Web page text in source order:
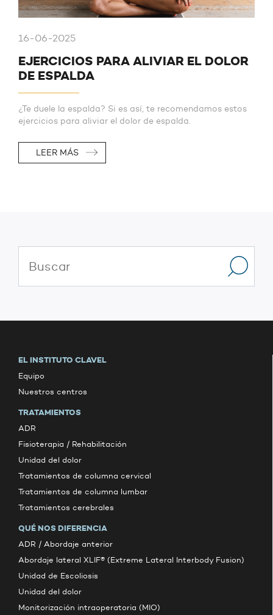
16-06-2025
EJERCICIOS PARA ALIVIAR EL DOLOR
DE ESPALDA
¿Te duele la espalda? Si es así, te recomendamos estos
ejercicios para aliviar el dolor de espalda.
LEER MÁS
EL INSTITUTO CLAVEL
Equipo
Nuestros centros
TRATAMIENTOS
ADR
Fisioterapia / Rehabilitación
Unidad del dolor
Tratamientos de columna cervical
Tratamientos de columna lumbar
Tratamientos cerebrales
QUÉ NOS DIFERENCIA
ADR / Abordaje anterior
Abordaje lateral XLIF® (Extreme Lateral Interbody Fusion)
Unidad de Escoliosis
Unidad del dolor
Monitorización intraoperatoria (MIO)